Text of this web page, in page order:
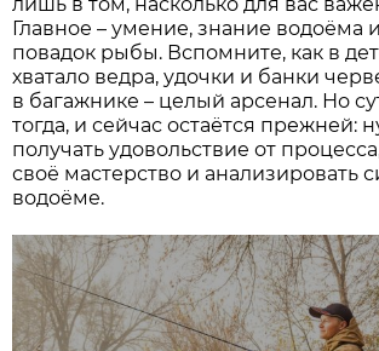
Главное – умение, знание водоёма
повадок рыбы. Вспомните, как в
хватало ведра, удочки и банки
в багажнике – целый арсенал. Но
тогда, и сейчас остаётся прежней:
получать удовольствие от
своё мастерство и анализировать
водоёме.